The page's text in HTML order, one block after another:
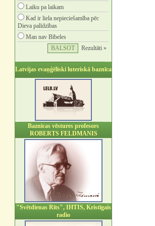
Laiku pa laikam
Kad ir liela nepieciešamība pēc
Dieva palīdzības
Man nav Bībeles
Rezultāti »
Latvijas evaņģēliski luteriskā baznīca
Baznīcas vēstures profesors
ROBERTS FELDMANIS
"Svētdienas Rīts", IHTIS, Kristīgais
radio